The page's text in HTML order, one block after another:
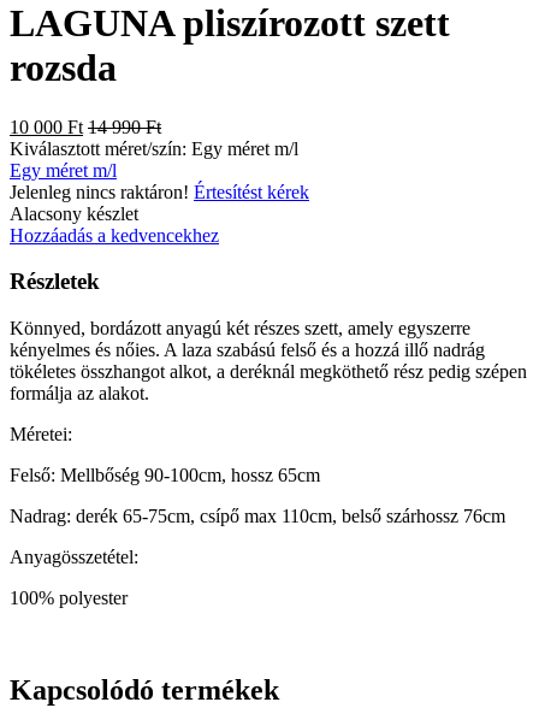
LAGUNA pliszírozott szett
rozsda
10 000 Ft 14 990 Ft
Kiválasztott méret/szín: Egy méret m/l
Egy méret m/l
Jelenleg nincs raktáron! Értesítést kérek
Alacsony készlet
Hozzáadás a kedvencekhez
Részletek
Könnyed, bordázott anyagú két részes szett, amely egyszerre
kényelmes és nőies. A laza szabású felső és a hozzá illő nadrág
tökéletes összhangot alkot, a deréknál megköthető rész pedig szépen
formálja az alakot.
Méretei:
Felső: Mellbőség 90-100cm, hossz 65cm
Nadrag: derék 65-75cm, csípő max 110cm, belső szárhossz 76cm
Anyagösszetétel:
100% polyester
Kapcsolódó termékek